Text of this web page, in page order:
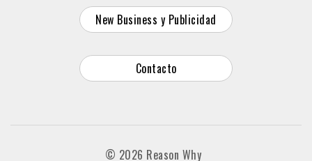
New Business y Publicidad
Contacto
© 2026 Reason Why